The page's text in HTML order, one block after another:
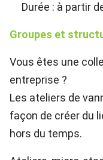
Durée : à partir
Groupes et
Vous êtes une
entreprise ?
Les ateliers de
façon de créer du
hors du temps.